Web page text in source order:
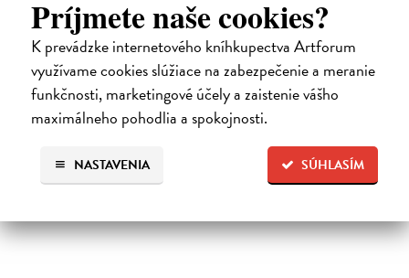
Príjmete naše cookies?
K prevádzke internetového kníhkupectva Artforum
využívame cookies slúžiace na zabezpečenie a meranie
funkčnosti, marketingové účely a zaistenie vášho
maximálneho pohodlia a spokojnosti.
SÚHLASÍM
NASTAVENIA
Město a jeho nejisté zdi
Murakami Haruki| Elektronická kniha
Město a jeho nejisté zdi – dlouho očekávaný román Harukiho
Murakamiho volně navazuje na autorovu starší novelu z roku 1980 a
tematicky se prolíná s jeho kultovním dílem Konec světa & Hard-
boiled Wonderland.…
24,84 €